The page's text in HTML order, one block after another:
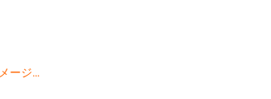
ージ…